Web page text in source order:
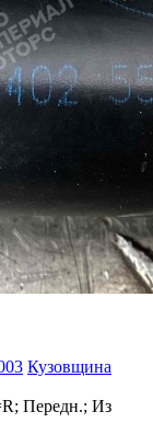
Кузовщина
Передн.; Из